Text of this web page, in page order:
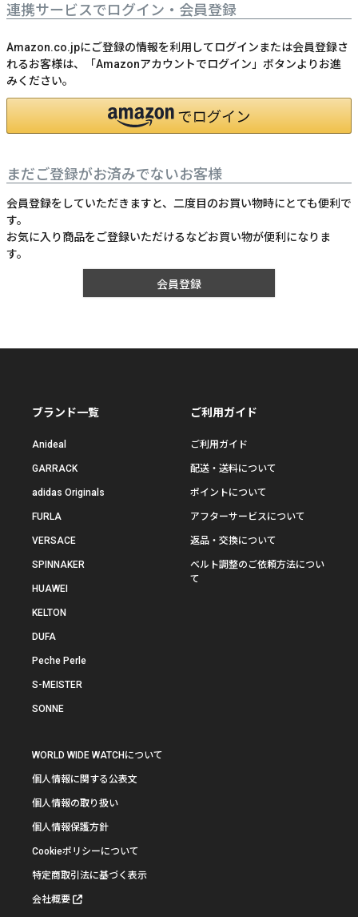
連携サービスでログイン・会員登録
Amazon.co.jpにご登録の情報を利用してログインまたは会員登録さ
れるお客様は、「Amazonアカウントでログイン」ボタンよりお進
みください。
まだご登録がお済みでないお客様
会員登録をしていただきますと、二度目のお買い物時にとても便利で
す。
お気に入り商品をご登録いただけるなどお買い物が便利になりま
す。
会員登録
ブランド一覧
Anideal
GARRACK
adidas Originals
FURLA
VERSACE
SPINNAKER
HUAWEI
KELTON
DUFA
Peche Perle
S-MEISTER
SONNE
ご利用ガイド
ご利用ガイド
配送・送料について
ポイントについて
アフターサービスについて
返品・交換について
ベルト調整のご依頼方法につい
て
WORLD WIDE WATCHについて
個人情報に関する公表文
個人情報の取り扱い
個人情報保護方針
Cookieポリシーについて
特定商取引法に基づく表示
会社概要